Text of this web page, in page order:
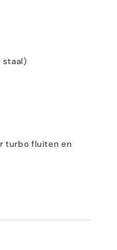
staal)
turbo fluiten en